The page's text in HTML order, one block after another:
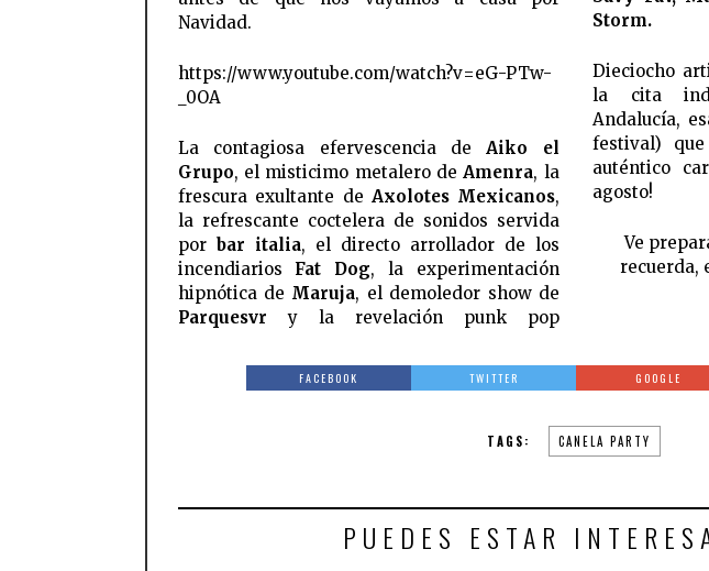
Navidad.
https://www.youtube.com/watch?v=eG-PTw-
_0OA
La contagiosa efervescencia de Aiko el
Grupo, el misticimo metalero de Amenra, la
frescura exultante de Axolotes Mexicanos,
la refrescante coctelera de sonidos servida
por bar italia, el directo arrollador de los
incendiarios Fat Dog, la experimentación
hipnótica de Maruja, el demoledor show de
Parquesvry la revelación punk pop
Storm.
Dieciocho
la cita
Andalucía,
festival)
auténtico
agosto!
Ve
recuerda,
FACEBOOK TWITTER GOOGLE
TAGS: CANELA PARTY
PUEDES ESTAR